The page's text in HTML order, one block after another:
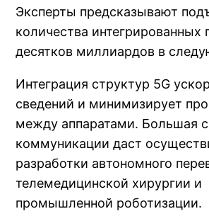
Эксперты предсказывают
количества интегрированных
десятков миллиардов в
Интеграция структур 5G
сведений и минимизирует
между аппаратами. Большая
коммуникации даст
разработки автономного
телемедицинской хирургии и
промышленной роботизации.